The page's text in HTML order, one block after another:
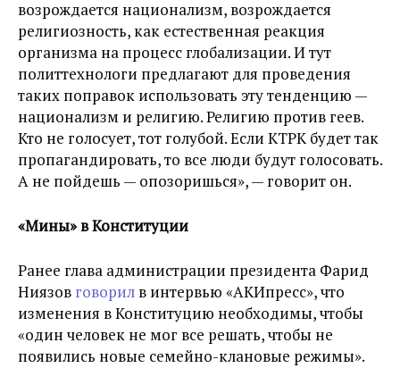
возрождается национализм, возрождается
религиозность, как естественная реакция
организма на процесс глобализации. И тут
политтехнологи предлагают для проведения
таких поправок использовать эту тенденцию —
национализм и религию. Религию против геев.
Кто не голосует, тот голубой. Если КТРК будет так
пропагандировать, то все люди будут голосовать.
А не пойдешь — опозоришься», — говорит он.
«Мины» в Конституции
Ранее глава администрации президента Фарид
Ниязов говорил в интервью «АКИпресс», что
изменения в Конституцию необходимы, чтобы
«один человек не мог все решать, чтобы не
появились новые семейно-клановые режимы».